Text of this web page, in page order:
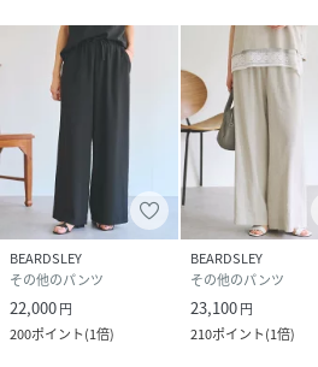
BEARDSLEY
その他のパンツ
22,000円
200ポイント(1倍)
BEARDSLEY
その他のパンツ
23,100円
210ポイント(1倍)